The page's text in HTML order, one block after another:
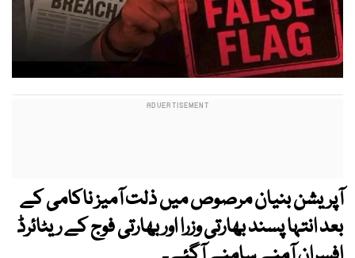
آپریشن بنیان مرصوص میں ذلت آمیز ناکامی کے
بعد انتہا پسند بھارتی وزرا اور بھارتی فوج کے ریٹائرڈ